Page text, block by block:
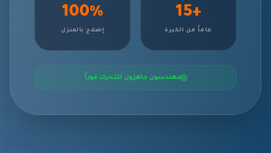
+15
عاماً من الخبرة
100%
إصلاح بالمنزل
مهندسون جاهزون للتحرك فوراً